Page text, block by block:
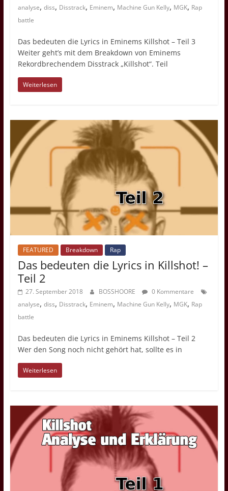
analyse, diss, Disstrack, Eminem, Machine Gun Kelly, MGK, Rap
battle
Das bedeuten die Lyrics in Eminems Killshot – Teil 3
Weiter geht’s mit dem Breakdown von Eminems
Rekordbrechendem Disstrack „Killshot“. Teil
Weiterlesen
FEATURED Breakdown Rap
Das bedeuten die Lyrics in Killshot! –
Teil 2
27. September 2018 BOSSHOORE
0 Kommentare
analyse, diss, Disstrack, Eminem, Machine Gun Kelly, MGK, Rap
battle
Das bedeuten die Lyrics in Eminems Killshot – Teil 2
Wer den Song noch nicht gehört hat, sollte es in
Weiterlesen